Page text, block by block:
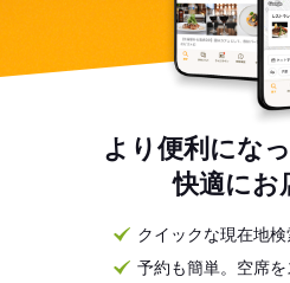
より便利にな
快適にお
クイックな現在地
予約も簡単。空席